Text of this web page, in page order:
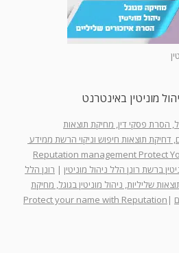
מוניטין באינטרנט
הסרת פסקי דין, מחיקת תוצאות
דחיקת תוצאות חיפוש וניקוי הרשת ממידע
Reputation management Protect
ברשת רונן הלל ניהול מוניטין | רונן הלל
שליליות, ניהול מוניטין בגוגל, מחיקת
|
Protect your name with Reputation